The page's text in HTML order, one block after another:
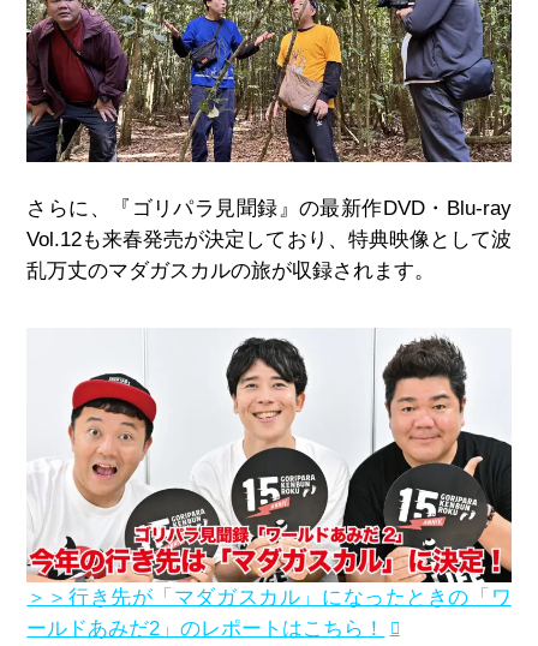
さらに、『ゴリパラ見聞録』の最新作DVD・Blu-ray
Vol.12も来春発売が決定しており、特典映像として波
乱万丈のマダガスカルの旅が収録されます。
＞＞行き先が「マダガスカル」になったときの「ワ
ールドあみだ2」のレポートはこちら！